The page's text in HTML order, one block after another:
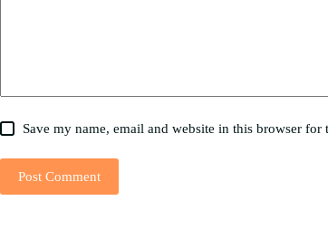
Save my name, email and website in this browser for
Post Comment